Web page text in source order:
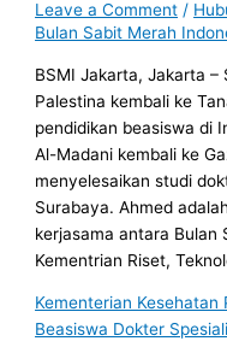
Leave a Comment /
Bulan Sabit Merah
BSMI Jakarta, Jakarta
Palestina kembali ke
pendidikan beasiswa di
Al-Madani kembali ke
menyelesaikan studi
Surabaya. Ahmed
kerjasama antara Bulan
Kementrian Riset,
Kementerian Kesehatan
Beasiswa Dokter